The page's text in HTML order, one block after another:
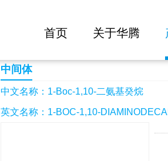
首页 关于华腾
1-Boc-1,10-二氨基癸烷
中间体
中文名称：1-Boc-1,10-二氨基癸烷
英文名称：1-BOC-1,10-